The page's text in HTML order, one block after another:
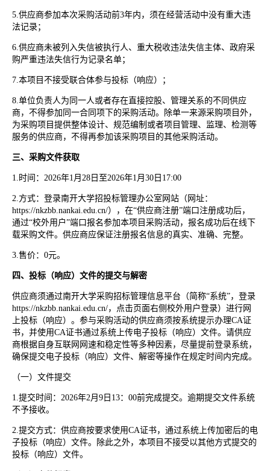
5.供应商参加本次采购活动前3年内，须在经营活动中没有重大违
法记录；
6.供应商未被列入失信被执行人、重大税收违法失信主体、政府采
购严重违法失信行为记录名单；
7.本项目不接受联合体参与投标（响应）；
8.单位负责人为同一人或者存在直接控股、管理关系的不同供应
商，不得参加同一合同项下的采购活动。除单一来源采购项目外，
为采购项目提供整体设计、规范编制或者项目管理、监理、检测等
服务的供应商，不得再参加该采购项目的其他采购活动。
三、采购文件获取
1.时间：2026年1月28日至2026年1月30日17:00
2.方式：登录南开大学招投标管理办公室网站（网址：
https://nkzbb.nankai.edu.cn/），在“供应商注册”端口注册成功后，
通过“校外用户”端口报名参加本项目采购活动，报名成功后在线下
载采购文件。供应商应保证注册报名信息的真实、准确、完整。
3.售价：0元。
四、投标（响应）文件的提交与解密
供应商须通过南开大学采购招标管理信息平台（简称“系统”，登录
https://nkzbb.nankai.edu.cn/，点击页面右侧校外用户登录）进行网
上投标（响应）。参与采购活动的供应商须按系统提示办理CA证
书，并使用CA证书通过系统上传电子投标（响应）文件。请供应
商根据自身互联网网速和稳定性等多种因素，尽量提前登录系统，
确保提交电子投标（响应）文件、解密等操作在规定时间内完成。
（一）文件提交
1.提交时间 ： 2026年2月9日13：00前完成提交。逾期提交文件系统
不予接收。
2.提交方式：供应商按要求使用CA证书，通过系统上传加密后的电
子投标（响应）文件。除此之外，本项目不接受以其他方式提交的
投标（响应）文件。